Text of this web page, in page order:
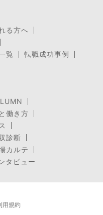
る方へ
覧
転職成功事例
働き方
診断
カルテ
タビュー
用規約